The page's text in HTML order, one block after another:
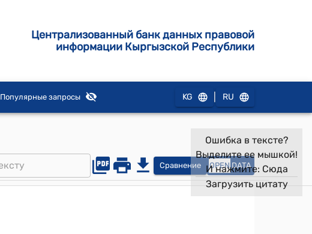
Централизованный банк данных правовой
информации Кыргызской Республики
Популярные запросы KG RU
Сравнение OPEN DATA
Ошибка в тексте?
Выделите ее мышкой!
И нажмите: Сюда
Загрузить цитату